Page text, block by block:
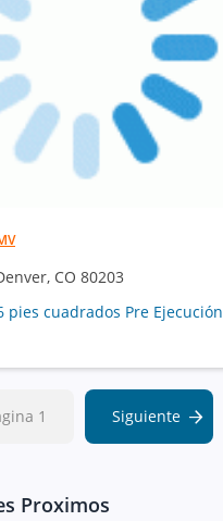
CO 80203
pies cuadrados Pre Ejecución
1 Siguiente
Proximos